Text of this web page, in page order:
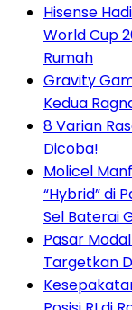
Hisense
World Cup
Rumah
Gravity
Kedua
8 Varian
Dicoba!
Molicel
“Hybrid” di
Sel Baterai
Pasar
Targetkan